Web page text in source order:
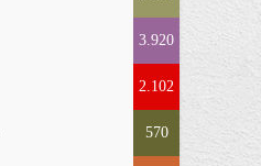
3.920
2.102
570